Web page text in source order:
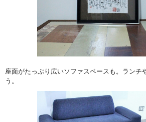
座面がたっぷり広いソファスペースも。ランチ
う。